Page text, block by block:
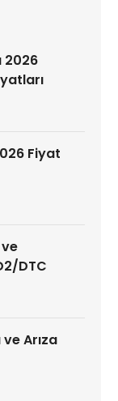
2026
Fiyat
DTC
Arıza